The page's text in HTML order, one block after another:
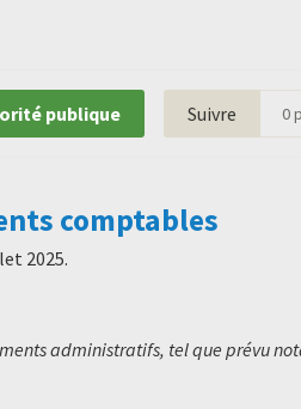
publique Suivre 0
comptables
2025.
administratifs, tel que prévu